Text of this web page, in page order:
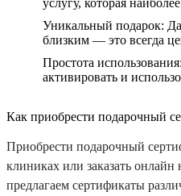
Уникальный подарок:
близким — это всегда
Простота
активировать и
Как приобрести подарочный
Приобрести подарочный
клиниках или заказать
предлагаем сертификаты